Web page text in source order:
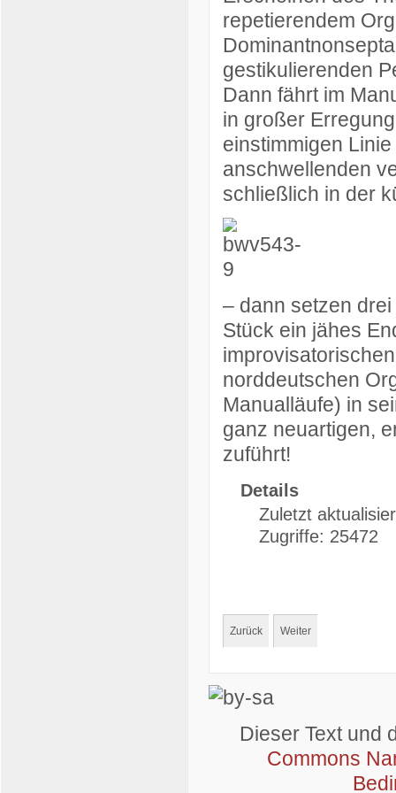
repetierendem
gestikulierenden
Dann fährt im
in großer
einstimmigen
anschwellenden
schließlich in der
– dann setzen
Stück ein jähes
norddeutschen
Manualläufe) in
ganz neuartigen,
zuführt!
Details
Zuletzt
Zugriffe: 25472
Zurück Weiter
Dieser Text und
Commons